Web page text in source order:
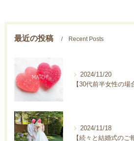
最近の投稿 Recent Posts
2024/11/20
2024/11/18